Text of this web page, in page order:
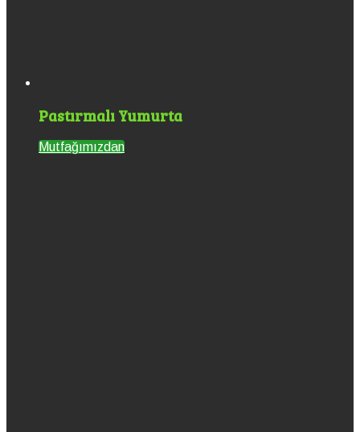
Pastırmalı Yumurta
Mutfağımızdan